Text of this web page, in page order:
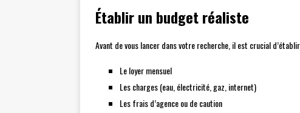
Établir un budget réaliste
Avant de vous lancer dans votre recherche, il est crucial
Le loyer mensuel
Les charges (eau, électricité, gaz, internet)
Les frais d’agence ou de caution